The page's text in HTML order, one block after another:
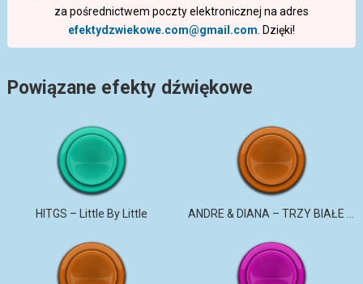
za pośrednictwem poczty elektronicznej na adres
efektydzwiekowe.com@gmail.com . Dzięki!
Powiązane efekty dźwiękowe
HITGS – Little By Little